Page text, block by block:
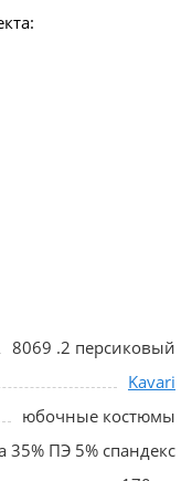
8069 .2 персиковый
Kavari
юбочные костюмы
35% ПЭ 5% спандекс